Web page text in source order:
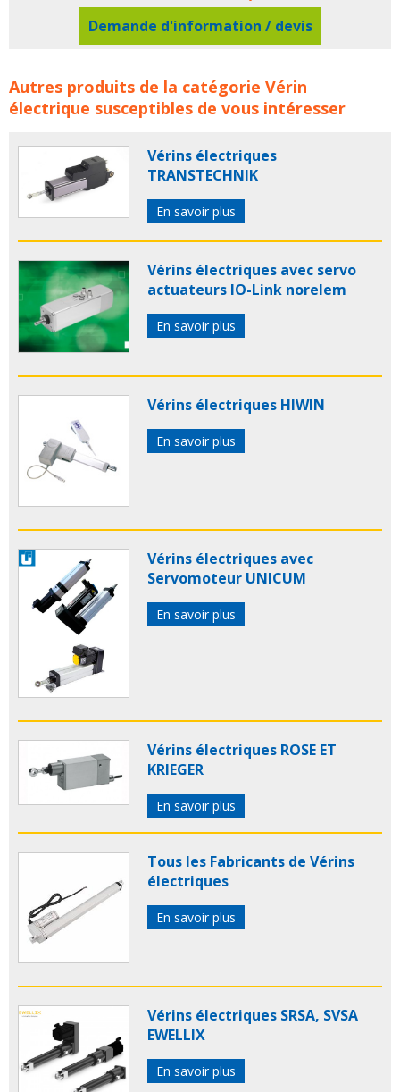
Demande d'information / devis
Vérins électriques Electrak® HD Thomson ROSIER
MECATRONIQUE concerne les familles de produits :
electriqueverins electriques
actionneur electrique actionneurs electriques
Autres produits de la catégorie Vérin
électrique susceptibles de vous intéresser
Vérins électriques
TRANSTECHNIK
En savoir plus
Vérins électriques avec servo
actuateurs IO-Link norelem
En savoir plus
Vérins électriques HIWIN
En savoir plus
Vérins électriques avec
Servomoteur UNICUM
En savoir plus
Vérins électriques ROSE ET
KRIEGER
En savoir plus
Tous les Fabricants de Vérins
électriques
En savoir plus
Vérins électriques SRSA, SVSA
EWELLIX
En savoir plus